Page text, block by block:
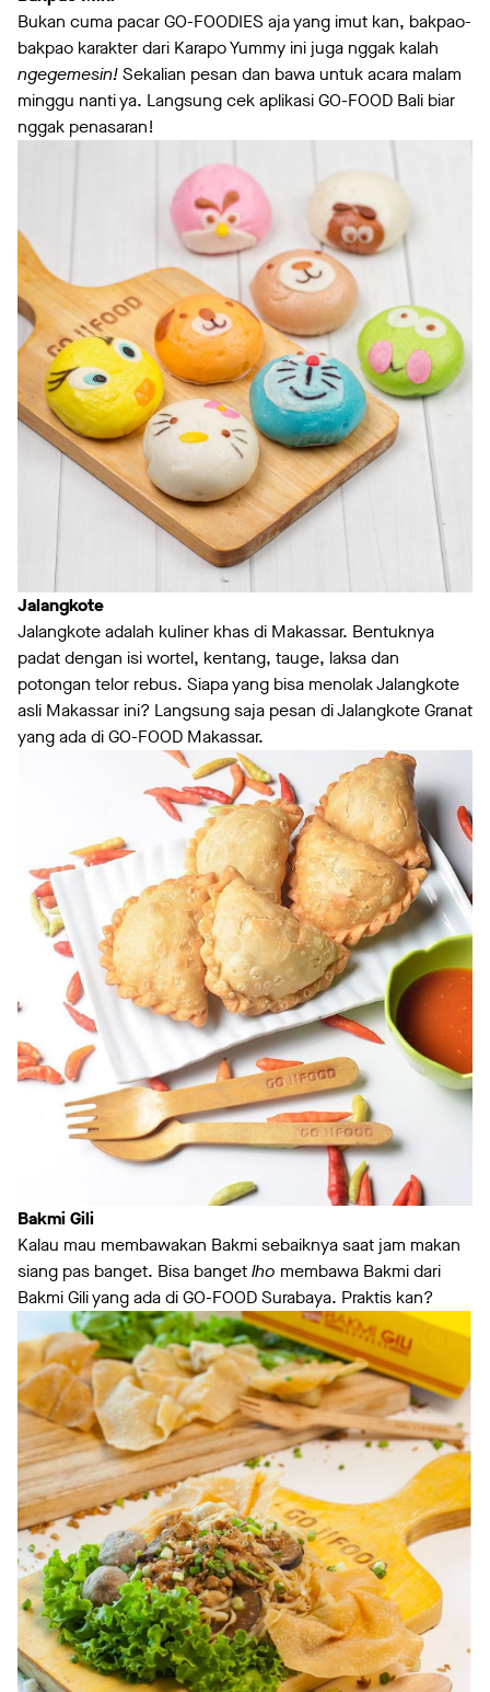
Bukan cuma pacar GO-FOODIES aja yang imut kan, bakpao-
bakpao karakter dari Karapo Yummy ini juga nggak kalah
ngegemesin!Sekalian pesan dan bawa untuk acara malam
minggu nanti ya. Langsung cek aplikasi GO-FOOD Bali biar
nggak penasaran!
Jalangkote
Jalangkote adalah kuliner khas di Makassar. Bentuknya
padat dengan isi wortel, kentang, tauge, laksa dan
potongan telor rebus. Siapa yang bisa menolak Jalangkote
asli Makassar ini? Langsung saja pesan di Jalangkote Granat
yang ada di GO-FOOD Makassar.
Bakmi Gili
Kalau mau membawakan Bakmi sebaiknya saat jam makan
siang pas banget. Bisa bangetlho membawa Bakmi dari
Bakmi Gili yang ada di GO-FOOD Surabaya. Praktis kan?